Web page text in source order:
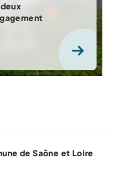
de Saône et Loire